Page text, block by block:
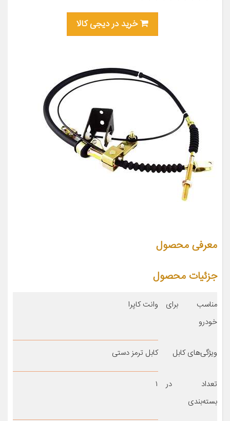
خرید در دیجی کالا
معرفی محصول
جزئیات محصول
مناسب برای
خودرو
وانت کاپرا
ویژگی‌های کابل کابل ترمز دستی
تعداد در
بسته‌بندی
۱